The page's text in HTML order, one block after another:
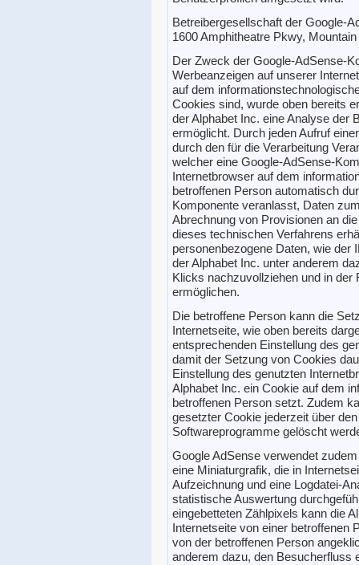
Betreibergesellschaft der Google-
1600 Amphitheatre Pkwy,
Der Zweck der Google-AdSense-
Werbeanzeigen auf unserer
auf dem
Cookies sind, wurde oben bereits
der Alphabet Inc. eine Analyse der
ermöglicht. Durch jeden Aufruf
durch den für die Verarbeitung
welcher eine Google-AdSense-
Internetbrowser auf dem
betroffenen Person automatisch
Komponente veranlasst, Daten
Abrechnung von Provisionen an
dieses technischen Verfahrens
personenbezogene Daten, wie der
der Alphabet Inc. unter anderem
Klicks nachzuvollziehen und in
ermöglichen.
Die betroffene Person kann die
Internetseite, wie oben bereits
entsprechenden Einstellung des
damit der Setzung von Cookies
Einstellung des genutzten
Alphabet Inc. ein Cookie auf dem
betroffenen Person setzt. Zudem
gesetzter Cookie jederzeit über
Softwareprogramme gelöscht
Google AdSense verwendet
eine Miniaturgrafik, die in
Aufzeichnung und eine Logdatei-
statistische Auswertung
eingebetteten Zählpixels kann die
Internetseite von einer betroffenen
von der betroffenen Person
anderem dazu, den Besucherfluss